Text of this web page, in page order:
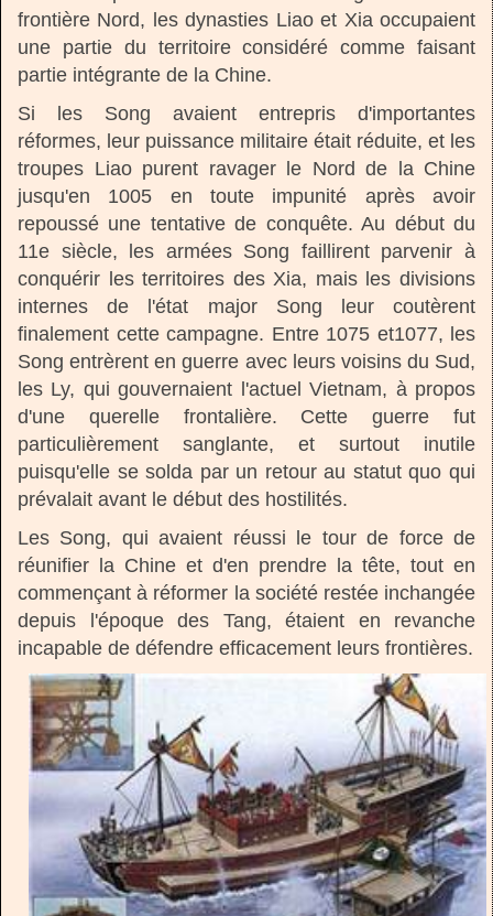
frontière Nord, les dynasties Liao et Xia occupaient
une partie du territoire considéré comme faisant
partie intégrante de la Chine.
Si les Song avaient entrepris d'importantes
réformes, leur puissance militaire était réduite, et les
troupes Liao purent ravager le Nord de la Chine
jusqu'en 1005 en toute impunité après avoir
repoussé une tentative de conquête. Au début du
11e siècle, les armées Song faillirent parvenir à
conquérir les territoires des Xia, mais les divisions
internes de l'état major Song leur coutèrent
finalement cette campagne. Entre 1075 et1077, les
Song entrèrent en guerre avec leurs voisins du Sud,
les Ly, qui gouvernaient l'actuel Vietnam, à propos
d'une querelle frontalière. Cette guerre fut
particulièrement sanglante, et surtout inutile
puisqu'elle se solda par un retour au statut quo qui
prévalait avant le début des hostilités.
Les Song, qui avaient réussi le tour de force de
réunifier la Chine et d'en prendre la tête, tout en
commençant à réformer la société restée inchangée
depuis l'époque des Tang, étaient en revanche
incapable de défendre efficacement leurs frontières.